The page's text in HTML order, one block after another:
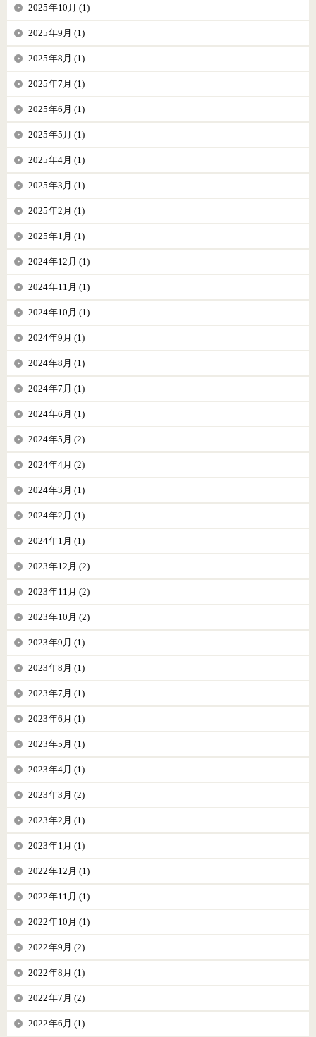
2025年10月 (1)
2025年9月 (1)
2025年8月 (1)
2025年7月 (1)
2025年6月 (1)
2025年5月 (1)
2025年4月 (1)
2025年3月 (1)
2025年2月 (1)
2025年1月 (1)
2024年12月 (1)
2024年11月 (1)
2024年10月 (1)
2024年9月 (1)
2024年8月 (1)
2024年7月 (1)
2024年6月 (1)
2024年5月 (2)
2024年4月 (2)
2024年3月 (1)
2024年2月 (1)
2024年1月 (1)
2023年12月 (2)
2023年11月 (2)
2023年10月 (2)
2023年9月 (1)
2023年8月 (1)
2023年7月 (1)
2023年6月 (1)
2023年5月 (1)
2023年4月 (1)
2023年3月 (2)
2023年2月 (1)
2023年1月 (1)
2022年12月 (1)
2022年11月 (1)
2022年10月 (1)
2022年9月 (2)
2022年8月 (1)
2022年7月 (2)
2022年6月 (1)